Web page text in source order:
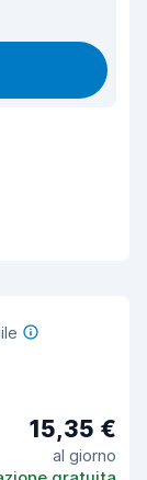
15,35 €
al giorno